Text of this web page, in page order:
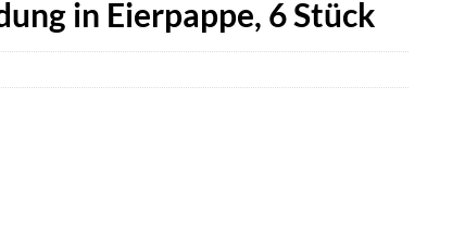
in Eierpappe, 6 Stück